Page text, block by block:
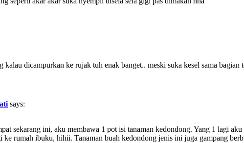
kalau dicampurkan ke rujak tuh enak banget.. meski suka kesel sama
says:
sekarang ini, aku membawa 1 pot isi tanaman kedondong. Yang 1 lagi
rumah ibuku, hihii. Tanaman buah kedondong jenis ini juga gampang